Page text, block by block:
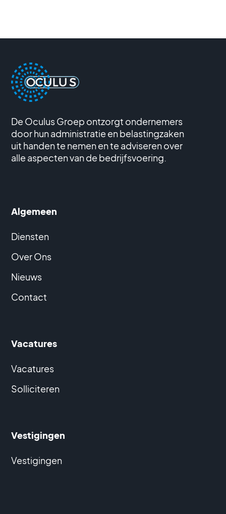
De Oculus Groep ontzorgt ondernemers
door hun administratie en belastingzaken
uit handen te nemen en te adviseren over
alle aspecten van de bedrijfsvoering.
Algemeen
Diensten
Over Ons
Nieuws
Contact
Vacatures
Vacatures
Solliciteren
Vestigingen
Vestigingen